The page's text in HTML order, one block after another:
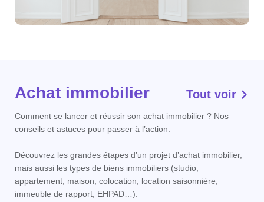
Achat immobilier Tout voir
Comment se lancer et réussir son achat immobilier ? Nos
conseils et astuces pour passer à l’action.
Découvrez les grandes étapes d’un projet d’achat immobilier,
mais aussi les types de biens immobiliers (studio,
appartement, maison, colocation, location saisonnière,
immeuble de rapport, EHPAD…).